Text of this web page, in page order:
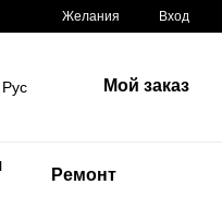
Желания Вход
Рус Мой заказ
Ремонт